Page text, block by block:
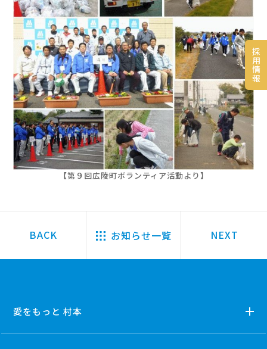
採
用
情
報
【第９回広陵町ボランティア活動より】
お知らせ一覧
愛をもっと 村本